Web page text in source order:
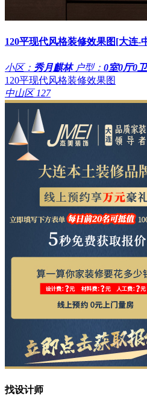
120平现代风格装修效果图[大连-
小区： 秀月麒林 户型： 0室0厅0卫
120平现代风格装修效果图
中山区 127
找设计师